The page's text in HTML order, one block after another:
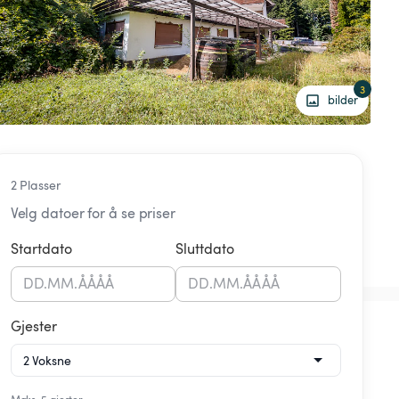
bilder
3
2 Plasser
Velg datoer for å se priser
Startdato
DD.MM.ÅÅÅÅ
Sluttdato
DD.MM.ÅÅÅÅ
Gjester